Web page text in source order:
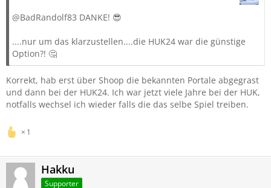
@BadRandolf83 DANKE! 😎
....nur um das klarzustellen....die HUK24 war die günstige
Option?! 🤔
Korrekt, hab erst über Shoop die bekannten Portale abgegrast
und dann bei der HUK24. Ich war jetzt viele Jahre bei der HUK,
notfalls wechsel ich wieder falls die das selbe Spiel treiben.
1
Hakku
Supporter